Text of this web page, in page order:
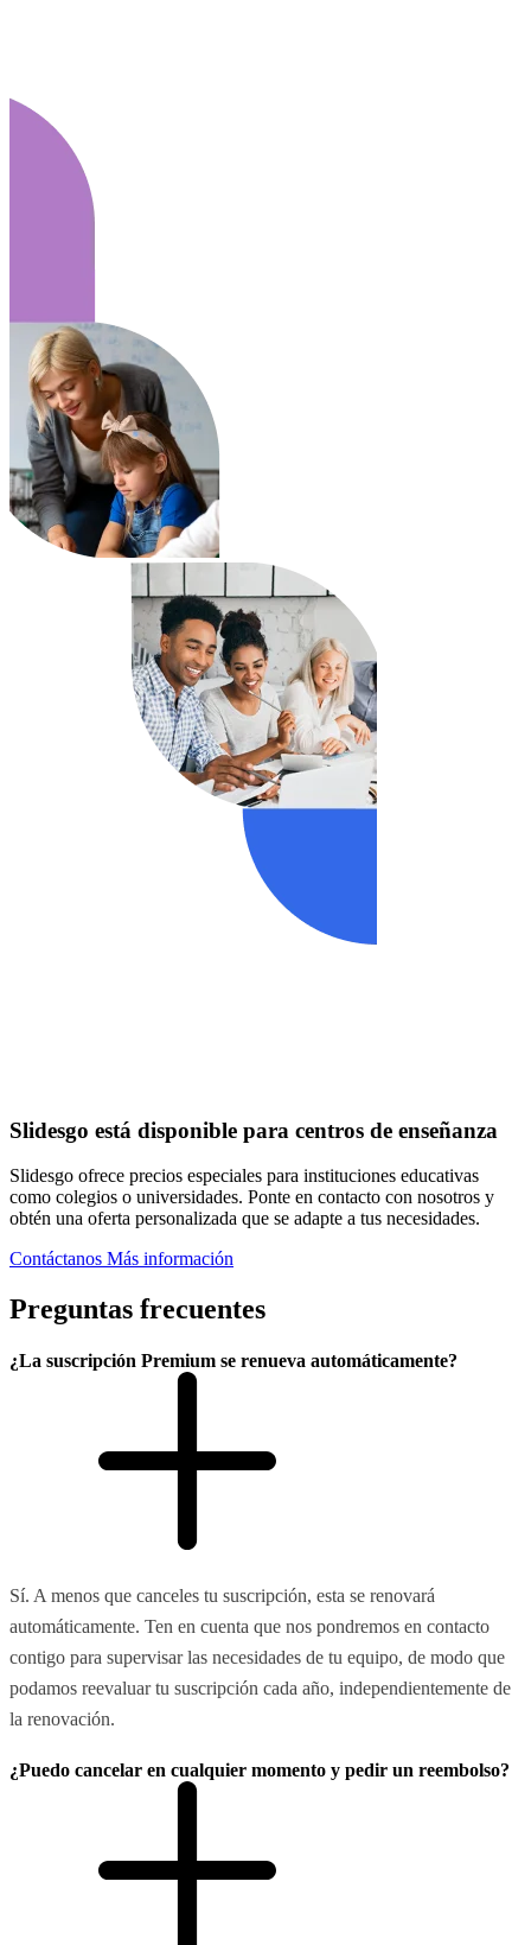
Slidesgo está disponible para centros de enseñanza
Slidesgo ofrece precios especiales para instituciones educativas
como colegios o universidades. Ponte en contacto con nosotros y
obtén una oferta personalizada que se adapte a tus necesidades.
Contáctanos Más información
Preguntas frecuentes
¿La suscripción Premium se renueva automáticamente?
Sí. A menos que canceles tu suscripción, esta se renovará
automáticamente. Ten en cuenta que nos pondremos en contacto
contigo para supervisar las necesidades de tu equipo, de modo que
podamos reevaluar tu suscripción cada año, independientemente de
la renovación.
¿Puedo cancelar en cualquier momento y pedir un reembolso?